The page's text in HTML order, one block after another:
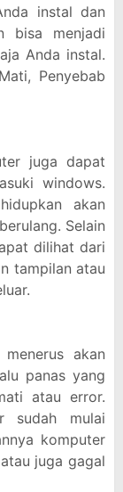
instal dan
bisa menjadi
Anda instal.
Penyebab
juga dapat
windows.
akan
Selain
dilihat dari
tampilan atau
akan
panas yang
atau error.
sudah mulai
komputer
juga gagal